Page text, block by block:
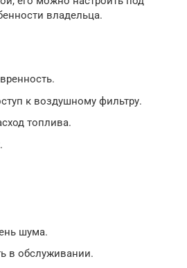
владельца.
к воздушному фильтру.
топлива.
шума.
в обслуживании.